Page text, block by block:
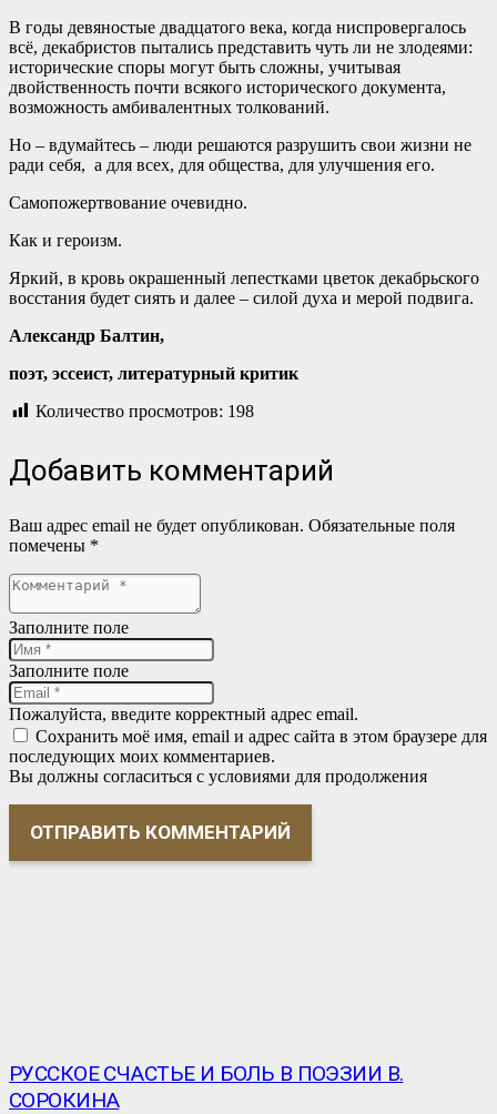
В годы девяностые двадцатого века, когда ниспровергалось
всё, декабристов пытались представить чуть ли не злодеями:
исторические споры могут быть сложны, учитывая
двойственность почти всякого исторического документа,
возможность амбивалентных толкований.
Но – вдумайтесь – люди решаются разрушить свои жизни не
ради себя, а для всех, для общества, для улучшения его.
Самопожертвование очевидно.
Как и героизм.
Яркий, в кровь окрашенный лепестками цветок декабрьского
восстания будет сиять и далее – силой духа и мерой подвига.
Александр Балтин,
поэт, эссеист, литературный критик
Количество просмотров: 198
Добавить комментарий
Ваш адрес email не будет опубликован. Обязательные поля
помечены *
Заполните поле
Заполните поле
Пожалуйста, введите корректный адрес email.
Сохранить моё имя, email и адрес сайта в этом браузере для
последующих моих комментариев.
Вы должны согласиться с условиями для продолжения
ОТПРАВИТЬ КОММЕНТАРИЙ
РУССКОЕ СЧАСТЬЕ И БОЛЬ В ПОЭЗИИ В.
СОРОКИНА